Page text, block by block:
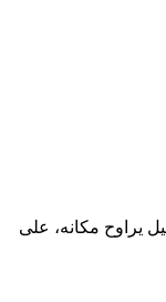
يراوح مكانه، على